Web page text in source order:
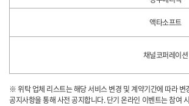
액타소프트
채널코퍼레이션
※ 위탁 업체 리스트는 해당 서비스 변경 및 계약기간에 따라 변
공지사항을 통해 사전 공지합니다. 단기 온라인 이벤트는 참여